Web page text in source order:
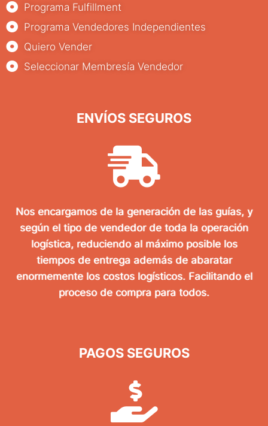
Programa Fulfillment
Programa Vendedores Independientes
Quiero Vender
Seleccionar Membresía Vendedor
ENVÍOS SEGUROS
Nos encargamos de la generación de las guías, y
según el tipo de vendedor de toda la operación
logística, reduciendo al máximo posible los
tiempos de entrega además de abaratar
enormemente los costos logísticos. Facilitando el
proceso de compra para todos.
PAGOS SEGUROS